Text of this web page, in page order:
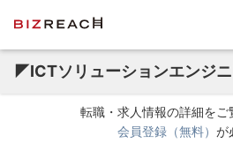
転職・求人情報の詳細をご
会員登録（無料） が